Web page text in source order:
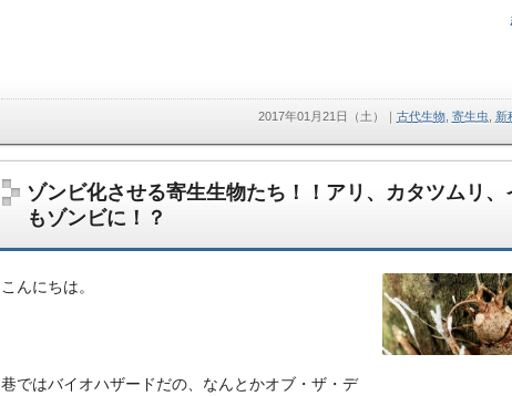
2017年01月21日（土） ｜ 古代生物, 寄生虫 新
ゾンビ化させる寄生生物たち！！アリ、カタツムリ、
もゾンビに！？
こんにちは。
巷ではバイオハザードだの、なんとかオブ・ザ・デ